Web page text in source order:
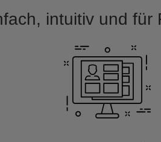
intuitiv und für